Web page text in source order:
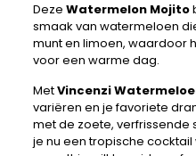
Deze Watermelon Mojito
smaak van watermeloen
munt en limoen, waardoor
voor een warme dag.
MetVincenzi
variëren en je favoriete
met de zoete, verfrissende
je nu een tropische